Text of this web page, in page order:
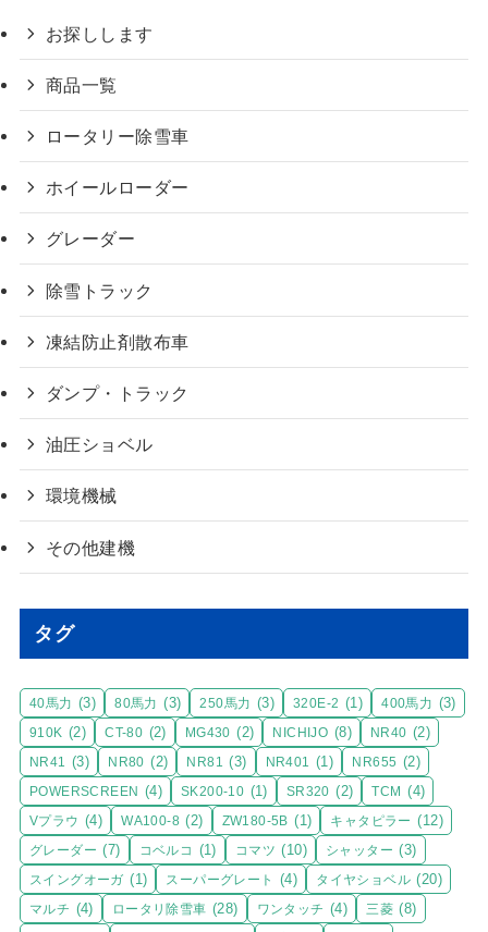
お探しします
商品一覧
ロータリー除雪車
ホイールローダー
グレーダー
除雪トラック
凍結防止剤散布車
ダンプ・トラック
油圧ショベル
環境機械
その他建機
タグ
40馬力 (3) 80馬力 (3) 250馬力 (3) 320E-2 (1) 400馬力 (3)
910K (2) CT-80 (2) MG430 (2) NICHIJO (8) NR40 (2)
NR41 (3) NR80 (2) NR81 (3) NR401 (1) NR655 (2)
POWERSCREEN (4) SK200-10 (1) SR320 (2) TCM (4)
Vプラウ (4) WA100-8 (2) ZW180-5B (1) キャタピラー (12)
グレーダー (7) コベルコ (1) コマツ (10) シャッター (3)
スイングオーガ (1) スーパーグレート (4) タイヤショベル (20)
マルチ (4) ロータリ除雪車 (28) ワンタッチ (4) 三菱 (8)